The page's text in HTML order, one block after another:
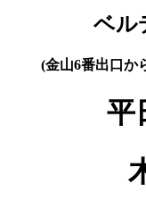
ベル
(金山6番出口か
平